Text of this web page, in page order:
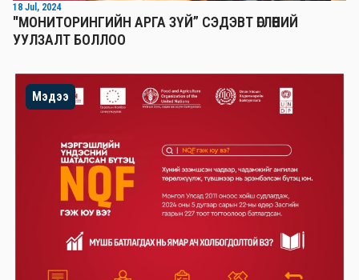
18 Jul, 2024
"МОНИТОРИНГИЙН АРГА ЗҮЙ” СЭДЭВТ ӨГЛӨӨНИЙ
УУЛЗАЛТ БОЛЛОО
Мэдээ